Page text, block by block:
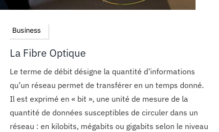
Business
La Fibre Optique
Le terme de débit désigne la quantité d’informations
qu’un réseau permet de transférer en un temps donné.
Il est exprimé en « bit », une unité de mesure de la
quantité de données susceptibles de circuler dans un
réseau : en kilobits, mégabits ou gigabits selon le niveau